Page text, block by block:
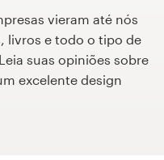
vieram até nós
livros e todo o tipo de
suas opiniões sobre
excelente design